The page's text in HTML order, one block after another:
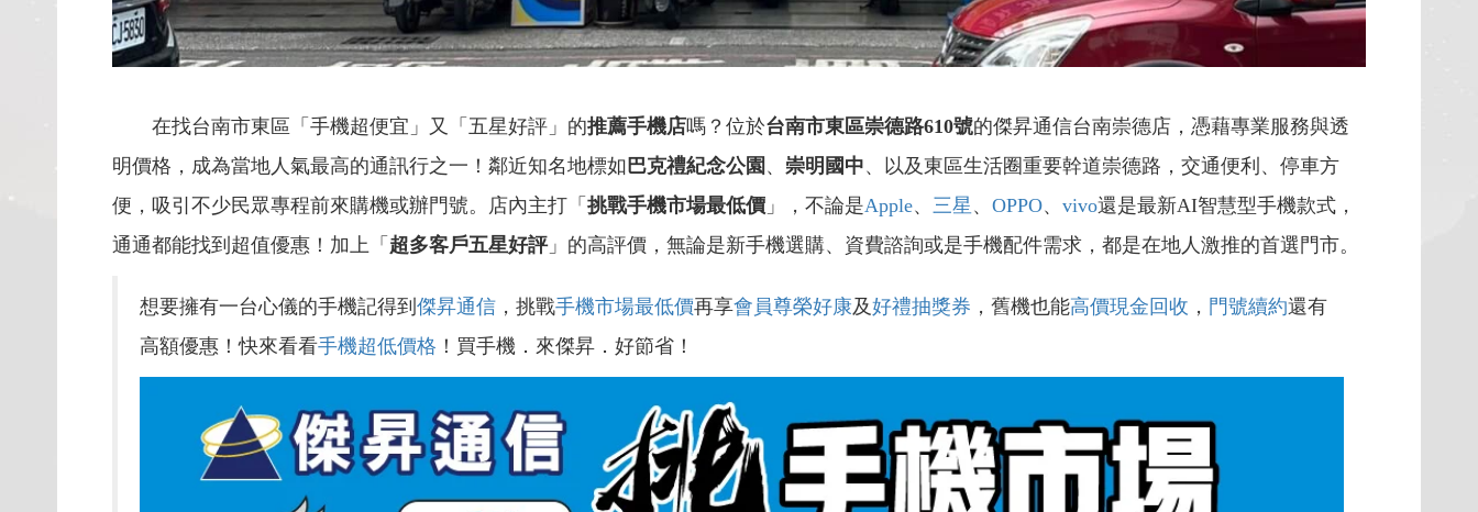
在找台南市東區「手機超便宜」又「五星好評」的推薦手機店嗎？位於台南市東區崇德路610號的傑昇通信台南崇德店，憑藉專業服務與透
明價格，成為當地人氣最高的通訊行之一！鄰近知名地標如 巴克禮紀念公園 、 崇明國中、以及東區生活圈重要幹道崇德路，交通便利、停車方
便，吸引不少民眾專程前來購機或辦門號。店內主打「 挑戰手機市場最低價 」，不論是Apple、 三星 、 OPPO、 vivo還是最新AI智慧型手機款式，
通通都能找到超值優惠！加上「 超多客戶五星好評」的高評價，無論是新手機選購、資費諮詢或是手機配件需求，都是在地人激推的首選門市。
想要擁有一台心儀的手機記得到 傑昇通信 ，挑戰手機市場最低價再享會員尊榮好康及好禮抽獎券 ，舊機也能高價現金回收 ， 門號續約還有
高額優惠！快來看看手機超低價格 ！買手機．來傑昇．好節省！